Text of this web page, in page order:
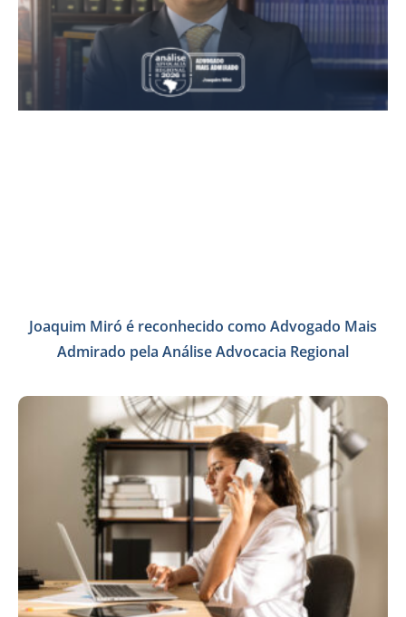
Joaquim Miró é reconhecido como Advogado Mais
Admirado pela Análise Advocacia Regional